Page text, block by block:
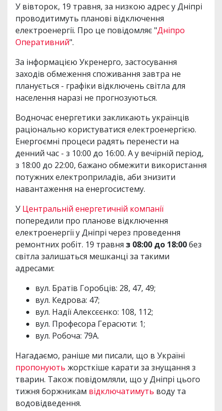
У вівторок, 19 травня, за низкою адрес у Дніпрі
проводитимуть планові відключення
електроенергії. Про це повідомляє "Дніпро
Оперативний".
За інформацією Укренерго, застосування
заходів обмеження споживання завтра не
планується - графіки відключень світла для
населення наразі не прогнозуються.
Водночас енергетики закликають українців
раціонально користуватися електроенергією.
Енергоємні процеси радять перенести на
денний час - з 10:00 до 16:00. А у вечірній період,
з 18:00 до 22:00, бажано обмежити використання
потужних електроприладів, аби знизити
навантаження на енергосистему.
У Центральній енергетичній компанії
попередили про планове відключення
електроенергії у Дніпрі через проведення
ремонтних робіт. 19 травня з 08:00 до 18:00без
світла залишаться мешканці за такими
адресами:
вул. Братів Горобців: 28, 47, 49;
вул. Кедрова: 47;
вул. Надії Алексєєнко: 108, 112;
вул. Професора Герасюти: 1;
вул. Робоча: 79А.
Нагадаємо, раніше ми писали, що в Україні
пропонують жорсткіше карати за знущання з
тварин. Також повідомляли, що у Дніпрі цього
тижня боржникам відключатимуть воду та
водовідведення.